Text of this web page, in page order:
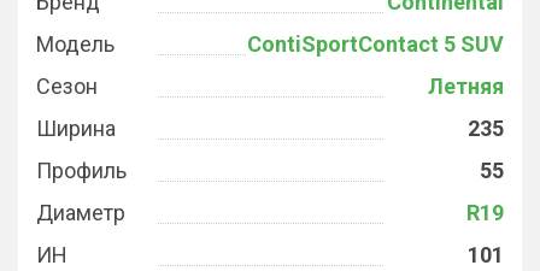
Модель
ContiSportContact 5 SUV
Сезон
Летняя
Ширина
235
Профиль
55
Диаметр
R19
ИН
101